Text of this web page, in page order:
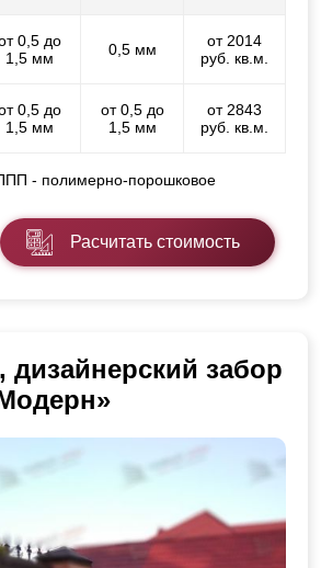
0,5 до
1,5 мм
0,5 мм
от 2014
руб. кв.м.
0,5 до
1,5 мм
от 0,5 до
1,5 мм
от 2843
руб. кв.м.
- полимерно-порошковое
Расчитать стоимость
забор